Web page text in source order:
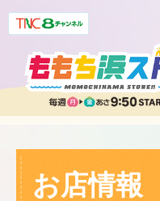
お店情報